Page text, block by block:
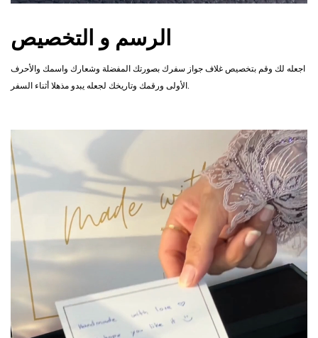
الرسم و التخصيص
اجعله لك وقم بتخصيص غلاف جواز سفرك بصورتك المفضلة وشعارك واسمك والأحرف